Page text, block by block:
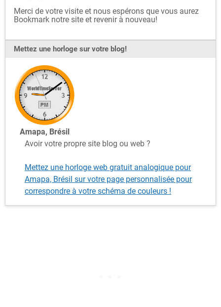
Merci de votre visite et nous espérons que vous aurez
Bookmark notre site et revenir à nouveau!
Mettez une horloge sur votre blog!
Amapa, Brésil
Avoir votre propre site blog ou web ?
Mettez une horloge web gratuit analogique pour
Amapa, Brésil sur votre page personnalisée pour
correspondre à votre schéma de couleurs !